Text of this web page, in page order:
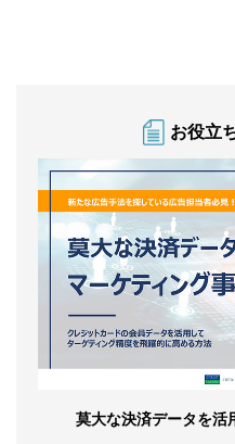
お役立
莫大な決済データを活